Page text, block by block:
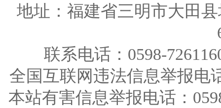
地址：福建省三明市大田
联系电话：0598-
全国互联网违法信息举报电
本站有害信息举报电话：